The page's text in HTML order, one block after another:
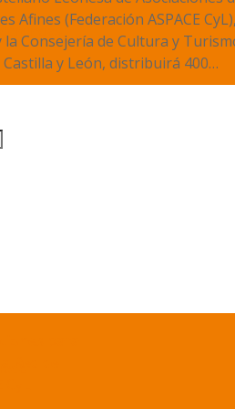
Afines (Federación ASPACE
la Consejería de Cultura y
y León, distribuirá 400…
Red de